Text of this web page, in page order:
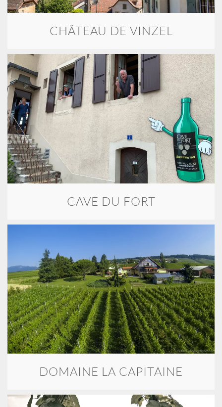
CHÂTEAU DE VINZEL
CAVE DU FORT
DOMAINE LA CAPITAINE